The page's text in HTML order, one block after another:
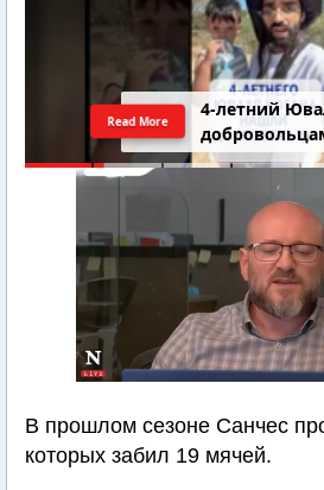
4-летний
Read More
В прошлом сезоне Санчес
которых забил 19 мячей.